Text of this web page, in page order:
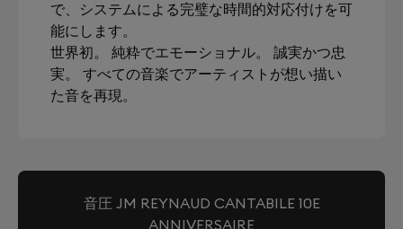
で、システムによる完璧な時間的対応付けを可
能にします。
世界初。 純粋でエモーショナル。 誠実かつ忠
実。 すべての音楽でアーティストが想い描い
た音を再現。
音圧 JM REYNAUD CANTABILE 10E
ANNIVERSAIRE